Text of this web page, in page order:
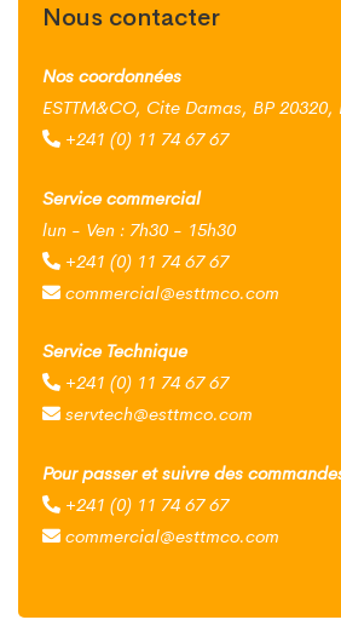
Nous contacter
Nos coordonnées
ESTTM&CO, Cite Damas, BP
+241 (0) 11 74 67 67
Service commercial
lun - Ven : 7h30 - 15h30
+241 (0) 11 74 67 67
commercial@esttmco.com
Service Technique
+241 (0) 11 74 67 67
servtech@esttmco.com
Pour passer et suivre des
+241 (0) 11 74 67 67
commercial@esttmco.com